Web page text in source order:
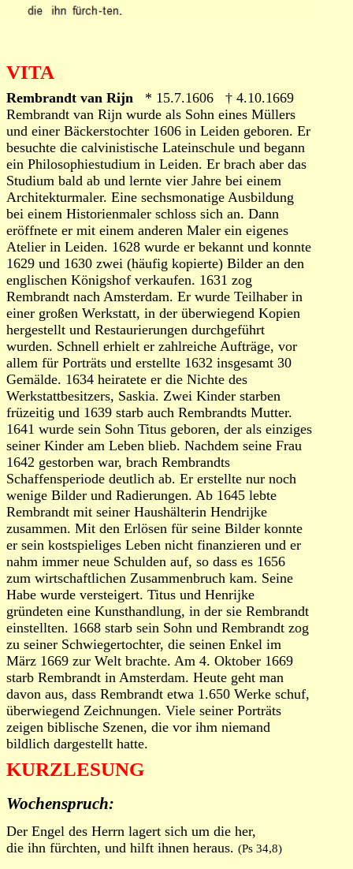
VITA
Rembrandt van Rijn * 15.7.1606 † 4.10.1669
Rembrandt van Rijn wurde als Sohn eines Müllers
und einer Bäckerstochter 1606 in Leiden geboren. Er
besuchte die calvinistische Lateinschule und begann
ein Philosophiestudium in Leiden. Er brach aber das
Studium bald ab und lernte vier Jahre bei einem
Architekturmaler. Eine sechsmonatige Ausbildung
bei einem Historienmaler schloss sich an. Dann
eröffnete er mit einem anderen Maler ein eigenes
Atelier in Leiden. 1628 wurde er bekannt und konnte
1629 und 1630 zwei (häufig kopierte) Bilder an den
englischen Königshof verkaufen. 1631 zog
Rembrandt nach Amsterdam. Er wurde Teilhaber in
einer großen Werkstatt, in der überwiegend Kopien
hergestellt und Restaurierungen durchgeführt
wurden. Schnell erhielt er zahlreiche Aufträge, vor
allem für Porträts und erstellte 1632 insgesamt 30
Gemälde. 1634 heiratete er die Nichte des
Werkstattbesitzers, Saskia. Zwei Kinder starben
früzeitig und 1639 starb auch Rembrandts Mutter.
1641 wurde sein Sohn Titus geboren, der als einziges
seiner Kinder am Leben blieb. Nachdem seine Frau
1642 gestorben war, brach Rembrandts
Schaffensperiode deutlich ab. Er erstellte nur noch
wenige Bilder und Radierungen. Ab 1645 lebte
Rembrandt mit seiner Haushälterin Hendrijke
zusammen. Mit den Erlösen für seine Bilder konnte
er sein kostspieliges Leben nicht finanzieren und er
nahm immer neue Schulden auf, so dass es 1656
zum wirtschaftlichen Zusammenbruch kam. Seine
Habe wurde versteigert. Titus und Henrijke
gründeten eine Kunsthandlung, in der sie Rembrandt
einstellten. 1668 starb sein Sohn und Rembrandt zog
zu seiner Schwiegertochter, die seinen Enkel im
März 1669 zur Welt brachte. Am 4. Oktober 1669
starb Rembrandt in Amsterdam. Heute geht man
davon aus, dass Rembrandt etwa 1.650 Werke schuf,
überwiegend Zeichnungen. Viele seiner Porträts
zeigen biblische Szenen, die vor ihm niemand
bildlich dargestellt hatte.
KURZLESUNG
Wochenspruch:
Der Engel des Herrn lagert sich um die her,
die ihn fürchten, und hilft ihnen heraus. (Ps 34,8)